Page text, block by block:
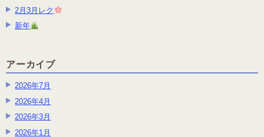
2月3月レク
新年
アーカイブ
2026年7月
2026年4月
2026年3月
2026年1月